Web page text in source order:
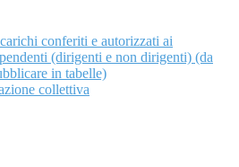
conferiti e autorizzati ai
(dirigenti e non dirigenti) (da
in tabelle)
collettiva